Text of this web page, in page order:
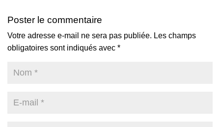
Poster le commentaire
Votre adresse e-mail ne sera pas publiée. Les champs
obligatoires sont indiqués avec *